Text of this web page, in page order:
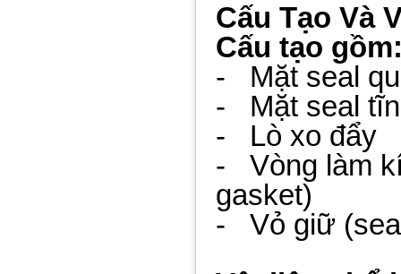
Cấu Tạo Và
Cấu tạo
- Mặt seal
- Mặt seal
- Lò xo đẩy
- Vòng làm
gasket)
- Vỏ giữ